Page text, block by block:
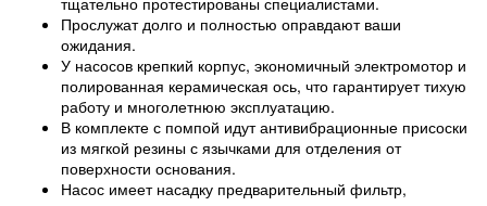
Прослужат долго и полностью оправдают ваши
ожидания.
У насосов крепкий корпус, экономичный электромотор и
полированная керамическая ось, что гарантирует тихую
работу и многолетнюю эксплуатацию.
В комплекте с помпой идут антивибрационные присоски
из мягкой резины с язычками для отделения от
поверхности основания.
Насос имеет насадку предварительный фильтр,